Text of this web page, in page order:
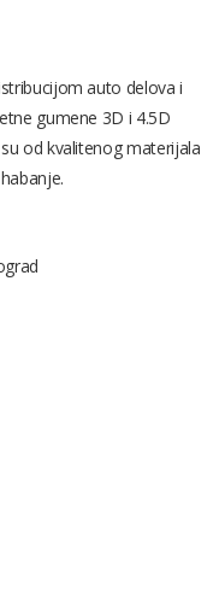
auto delova i
gumene 3D i 4.5D
od kvalitenog materijala